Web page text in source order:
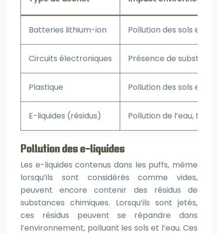
Batteries lithium-ion Pollution des sols et de
Circuits électroniques Présence de
Plastique Pollution des sols et
E-liquides (résidus) Pollution de l’eau,
Pollution des e-liquides
Les e-liquides contenus dans les puffs, même
lorsqu’ils sont considérés comme vides,
peuvent encore contenir des résidus de
substances chimiques. Lorsqu’ils sont jetés,
ces résidus peuvent se répandre dans
l’environnement, polluant les sols et l’eau. Ces